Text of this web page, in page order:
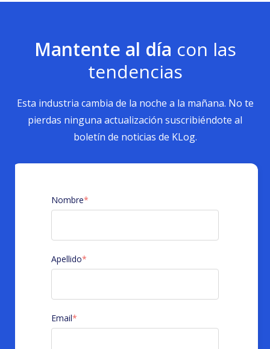
Mantente al día con las
tendencias
Esta industria cambia de la noche a la mañana. No te
pierdas ninguna actualización suscribiéndote al
boletín de noticias de KLog.
Nombre*
Apellido*
Email*